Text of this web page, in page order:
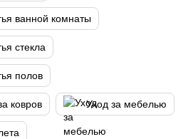
ванной комнаты
стекла
полов
ковров Уход за мебелью